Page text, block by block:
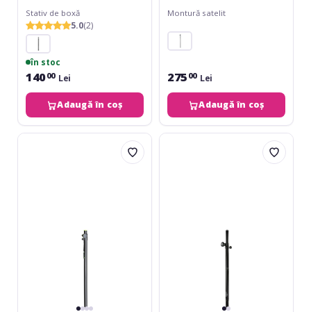
Stativ de boxă
5.0(2)
în stoc
14000 Lei
Adaugă în coș
Montură satelit
275 00 Lei
Adaugă în coș
Gravity
Electro-